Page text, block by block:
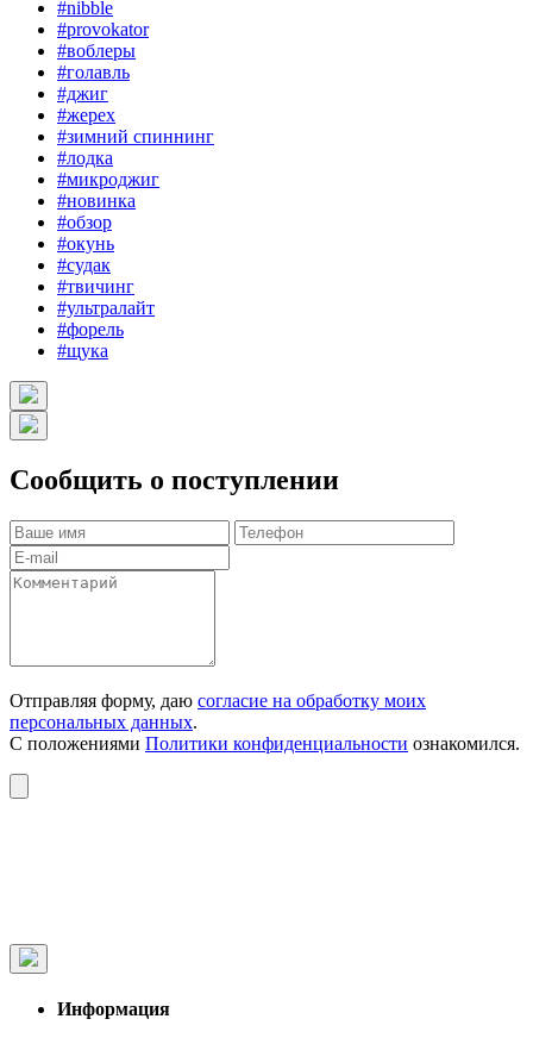
#nibble
#provokator
#воблеры
#голавль
#джиг
#жерех
#зимний спиннинг
#лодка
#микроджиг
#новинка
#обзор
#окунь
#судак
#твичинг
#ультралайт
#форель
#щука
Сообщить о поступлении
Отправляя форму, даю согласие на обработку моих
персональных данных.
С положениями Политики конфиденциальности ознакомился.
Информация